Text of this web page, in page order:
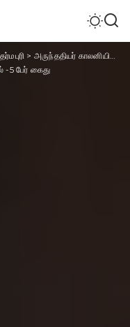
தர்மபுரி > அருந்ததியர் காலனியில் சாதி வெறி கும்பலின் இரவு தாக்குதல்:
-5 பேர் கைது